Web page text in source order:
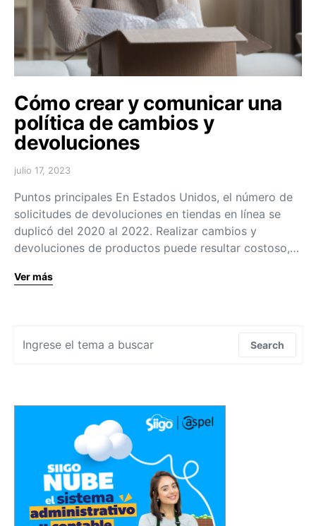
Cómo crear y comunicar una
política de cambios y
devoluciones
julio 17, 2023
Puntos principales En Estados Unidos, el número de
solicitudes de devoluciones en tiendas en línea se
duplicó del 2020 al 2022. Realizar cambios y
devoluciones de productos puede resultar costoso,…
Ver más
Search